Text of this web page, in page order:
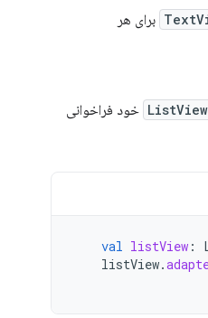
برای هر
ListView خود فراخوانی
val listView :
listView.